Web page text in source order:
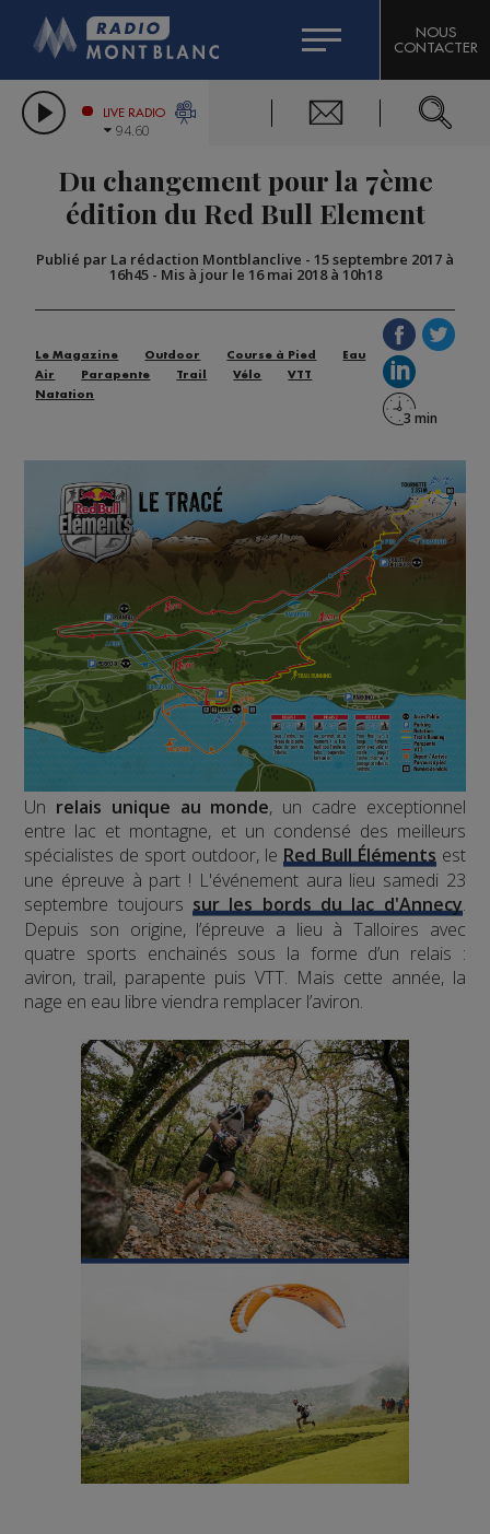
LES CHRONIQUES DE L'EXPERT
CITIZEN MACHINERY
GRAND MASSIF DOMAINES SKIABLES
BIGARD
COMPAGNIE DU MONT-BLANC
NOUS
CONTACTER
LIVE RADIO
94.60
Du changement pour la 7ème
édition du Red Bull Element
Publié par La rédaction Montblanclive - 15 septembre 2017 à
16h45- Mis à jour le 16 mai 2018 à 10h18
Le Magazine Outdoor Course à Pied
Eau
Air
Parapente Trail Vélo
VTT
Natation
Un relais unique au monde, un cadre exceptionnel
entre lac et montagne, et un condensé des meilleurs
spécialistes de sport outdoor, le Red Bull Élémentsest
une épreuve à part ! L'événement aura lieu samedi 23
septembre toujourssur les bords du lac d'Annecy.
Depuis son origine, l’épreuve a lieu à Talloires avec
quatre sports enchainés sous la forme d’un relais :
aviron, trail, parapente puis VTT. Mais cette année, la
nage en eau libre viendra remplacer l’aviron.